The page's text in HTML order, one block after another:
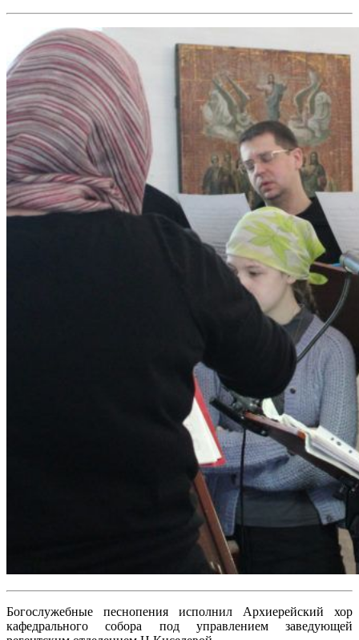
Богослужебные песнопения исполнил Архиерейский хор
кафедрального собора под управлением заведующей